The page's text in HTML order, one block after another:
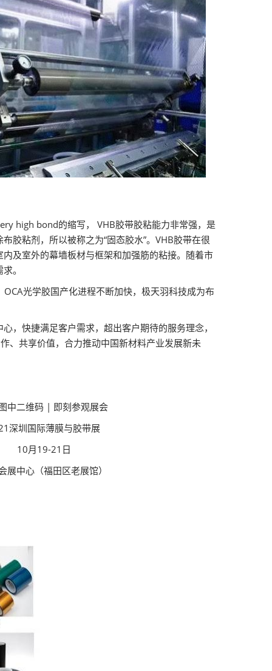
high bond的缩写， VHB胶带胶粘能力非常强，是
胶粘剂，所以被称之为“固态胶水”。VHB胶带在很
及室外的幕墙板材与框架和加强筋的粘接。随着市
。
光学胶国产化进程不断加快，极天羽科技成为布
，快捷满足客户需求，超出客户期待的服务理念，
、共享价值，合力推动中国新材料产业发展新未
中二维码 | 即刻参观展会
深圳国际薄膜与胶带展
10月19-21日
展中心（福田区老展馆）